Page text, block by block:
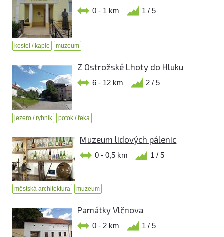
0 - 1 km 1 / 5
kostel / kaple muzeum
Z Ostrožské Lhoty do Hluku
6 - 12 km 2 / 5
jezero / rybník potok / řeka
Muzeum lidových pálenic
0 - 0,5 km 1 / 5
městská architektura muzeum
Památky Vlčnova
0 - 2 km 1 / 5